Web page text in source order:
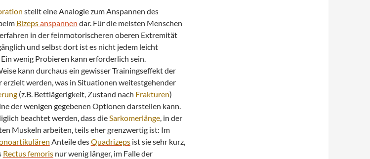
stellt eine Analogie zum Anspannen des
Bizepsanspannen dar. Für die meisten Menschen
in der feinmotorischeren oberen Extremität
und selbst dort ist es nicht jedem leicht
wenig Probieren kann erforderlich sein.
kann durchaus ein gewisser Trainingseffekt der
werden, was in Situationen weitestgehender
(z.B. Bettlägerigkeit, Zustand nach Frakturen)
der wenigen gegebenen Optionen darstellen kann.
beachtet werden, dass dieSarkomerlänge, in der
Muskeln arbeiten, teils eher grenzwertig ist: Im
Anteile desQuadrizepsist sie sehr kurz,
Rectus femorisnur wenig länger, im Falle der